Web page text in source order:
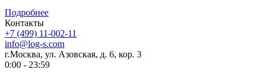
Подробнее
Контакты
+7 (499) 11-002-11
info@log-s.com
г.Москва, ул. Азовская, д. 6, кор. 3
0:00 - 23:59